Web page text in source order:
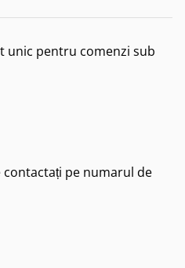
unic pentru comenzi sub
pe numarul de